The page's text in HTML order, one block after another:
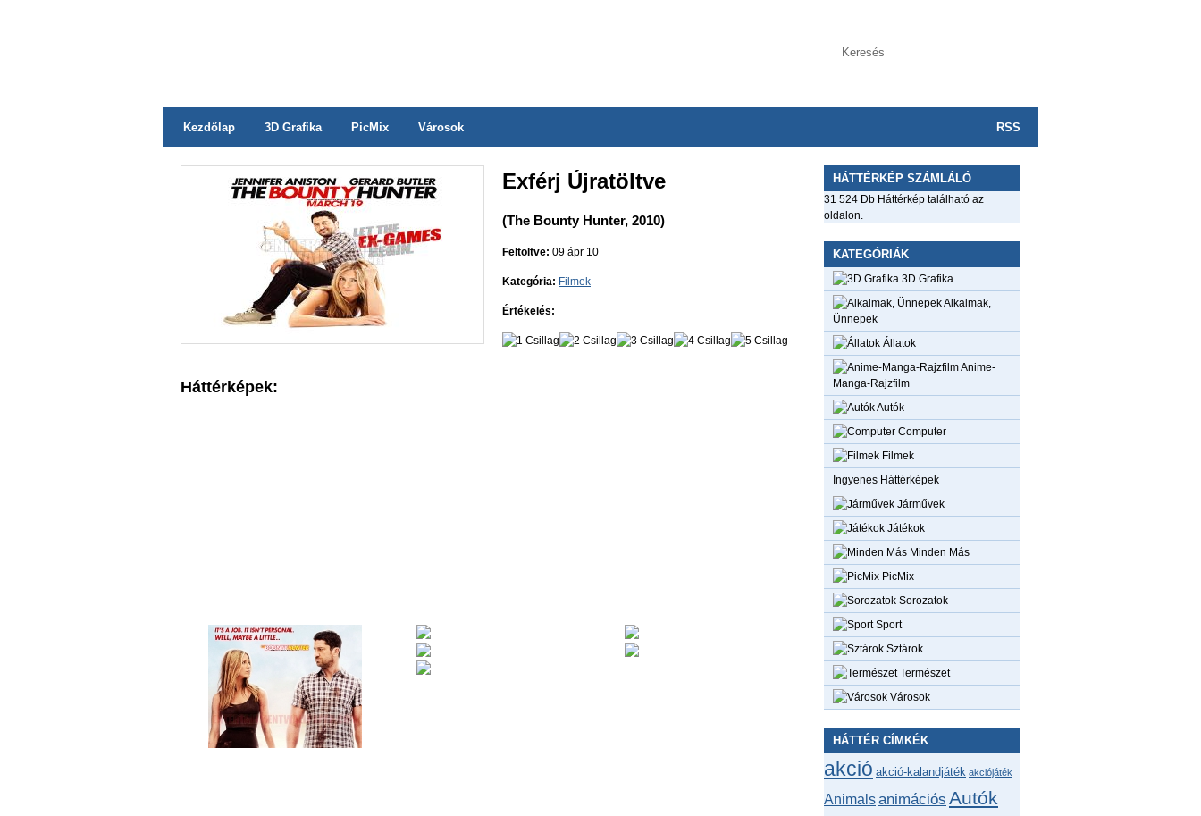
Kezdőlap 3D Grafika PicMix Városok RSS
Exférj Újratöltve
(The Bounty Hunter, 2010)
Feltöltve: 09 ápr 10
Kategória: Filmek
Értékelés:
Háttérképek:
HÁTTÉRKÉP SZÁMLÁLÓ
31 524 Db Háttérkép található az
oldalon.
KATEGÓRIÁK
3D Grafika
Alkalmak,
Ünnepek
Állatok
Anime-
Manga-Rajzfilm
Autók
Computer
Filmek
Ingyenes Háttérképek
Járművek
Játékok
Minden Más
PicMix
Sorozatok
Sport
Sztárok
Természet
Városok
HÁTTÉR CÍMKÉK
akció akció-kalandjáték akciójáték
Animalsanimációs Autók